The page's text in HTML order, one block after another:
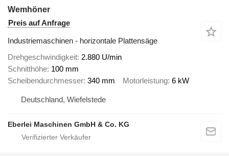
Wemhöner
Preis auf Anfrage
Industriemaschinen - horizontale Plattensäge
Drehgeschwindigkeit 2.880 U/min
Schnitthöhe 100 mm
Scheibendurchmesser 340 mm Motorleistung 6 kW
Deutschland, Wiefelstede
Eberlei Maschinen GmbH & Co. KG